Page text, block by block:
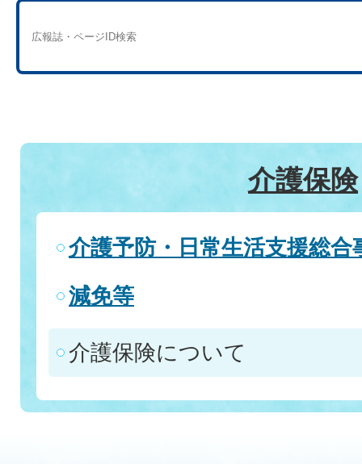
介護保険
介護予防・日常生活支援総合
減免等
介護保険について